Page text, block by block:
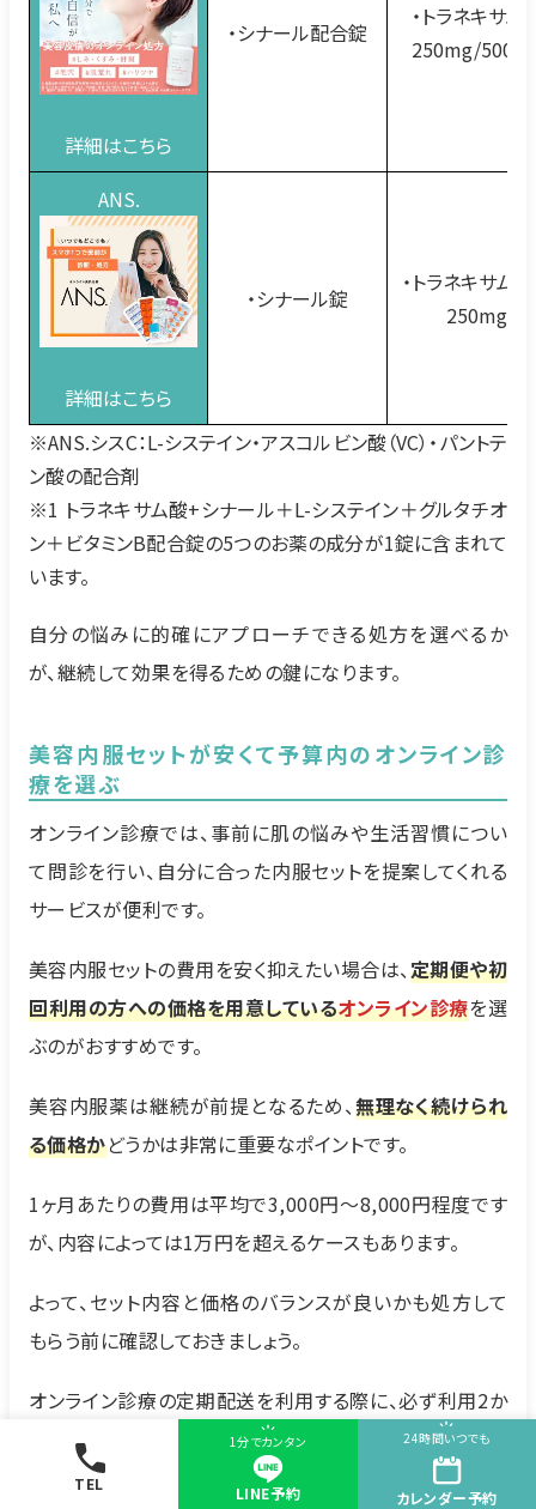
TEL
1分でカンタン
LINE予約
24時間いつでも
カレンダー予約
詳細はこちら
・シナール配合錠
・トラネキサム
250mg/
ANS.
詳細はこちら
・シナール錠
・トラネキサム
250mg
※ANS.シスC：L-システイン・アスコルビン酸（VC）・パントテ
ン酸の配合剤
※1 トラネキサム酸+シナール＋L-システイン＋グルタチオ
ン＋ビタミンB配合錠の5つのお薬の成分が1錠に含まれて
います。
自分の悩みに的確にアプローチできる処方を選べるか
が、継続して効果を得るための鍵になります。
美容内服セットが安くて予算内のオンライン診
療を選ぶ
オンライン診療では、事前に肌の悩みや生活習慣につい
て問診を行い、自分に合った内服セットを提案してくれる
サービスが便利です。
美容内服セットの費用を安く抑えたい場合は、定期便や初
回利用の方への価格を用意しているオンライン診療を選
ぶのがおすすめです。
美容内服薬は継続が前提となるため、無理なく続けられ
る価格かどうかは非常に重要なポイントです。
1ヶ月あたりの費用は平均で3,000円〜8,000円程度です
が、内容によっては1万円を超えるケースもあります。
よって、セット内容と価格のバランスが良いかも処方して
もらう前に確認しておきましょう。
オンライン診療の定期配送を利用する際に、必ず利用2か
月目の料金・解約内容
等を確認しておきましょう。
参考サイト：